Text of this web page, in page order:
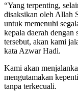
“Yang terpenting,
disaksikan oleh Allah
untuk memenuhi
kepala daerah
tersebut, akan kami
kata Azwar Hadi.
Kami akan
mengutamakan
tanpa terkecuali.